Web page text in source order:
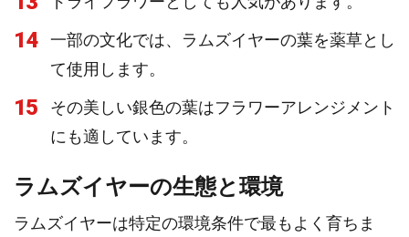
14
一部の文化では、ラムズイヤーの葉を薬草とし
て使用します。
15
その美しい銀色の葉はフラワーアレンジメント
にも適しています。
ラムズイヤーの生態と環境
ラムズイヤーは特定の環境条件で最もよく育ちま